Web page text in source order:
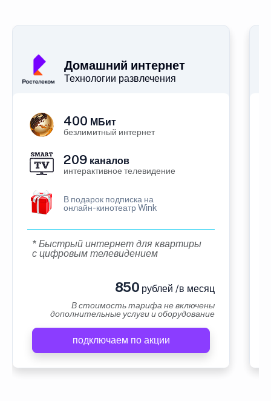
Домашний интернет
Технологии развлечения
400 МБит
безлимитный интернет
209 каналов
интерактивное телевидение
В подарок подписка на
онлайн-кинотеатр Wink
* Быстрый интернет для квартиры
с цифровым телевидением
850 рублей /в месяц
В стоимость тарифа не включены
дополнительные услуги и оборудование
подключаем по акции